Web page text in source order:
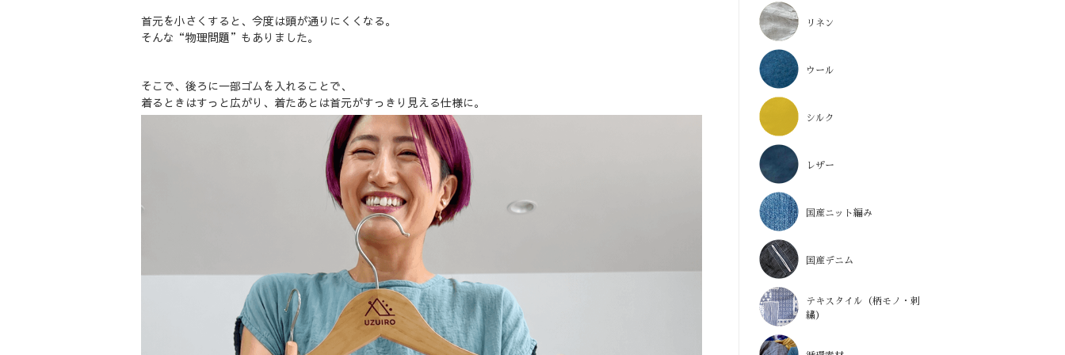
首元を小さくすると、今度は頭が通りにくくなる。
そんな“物理問題”もありました。
そこで、後ろに一部ゴムを入れることで、
着るときはすっと広がり、着たあとは首元がすっきり見える仕様に。
リネン
ウール
シルク
レザー
国産ニット編み
国産デニム
テキスタイル（柄モノ・刺
繍）